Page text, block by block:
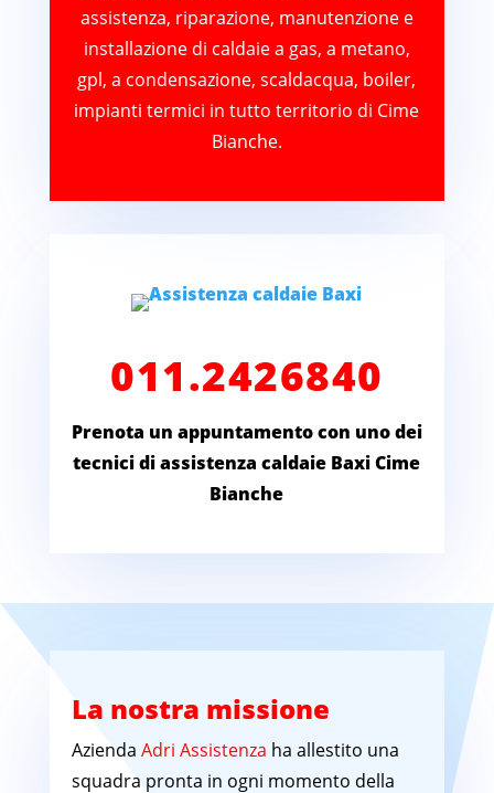
assistenza, riparazione, manutenzione e
installazione di caldaie a gas, a metano,
gpl, a condensazione, scaldacqua, boiler,
impianti termici in tutto territorio di Cime
Bianche.
011.2426840
Prenota un appuntamento con uno dei
tecnici di assistenza caldaie Baxi Cime
Bianche
La nostra missione
Azienda Adri Assistenza ha allestito una
squadra pronta in ogni momento della